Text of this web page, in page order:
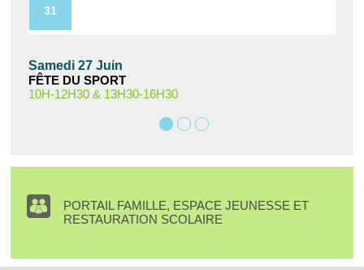
31
Samedi 27 Juin
FÊTE DU SPORT
10H-12H30 & 13H30-16H30
PORTAIL FAMILLE, ESPACE JEUNESSE ET
RESTAURATION SCOLAIRE